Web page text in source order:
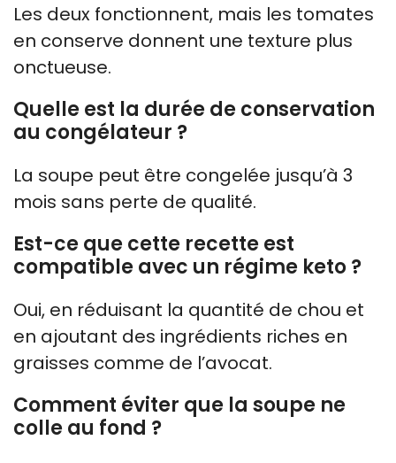
Les deux fonctionnent, mais les tomates
en conserve donnent une texture plus
onctueuse.
Quelle est la durée de conservation
au congélateur ?
La soupe peut être congelée jusqu’à 3
mois sans perte de qualité.
Est-ce que cette recette est
compatible avec un régime keto ?
Oui, en réduisant la quantité de chou et
en ajoutant des ingrédients riches en
graisses comme de l’avocat.
Comment éviter que la soupe ne
colle au fond ?